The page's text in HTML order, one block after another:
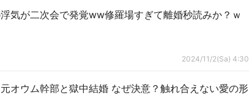
浮気が二次会で発覚ww修羅場すぎて離婚秒読みか？ｗ
2024/11/2(Sa) 4:30
元オウム幹部と獄中結婚 なぜ決意？触れ合えない愛の形